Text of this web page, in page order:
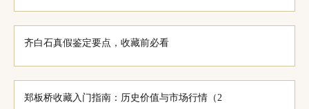
齐白石真假鉴定要点，收藏前必看
郑板桥收藏入门指南：历史价值与市场行情（2